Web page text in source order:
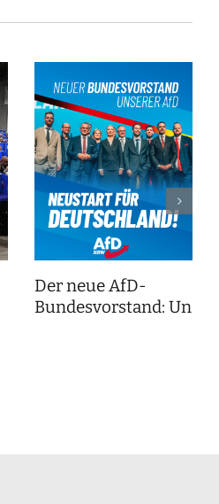
Der neue AfD-
Bundesvorstand: